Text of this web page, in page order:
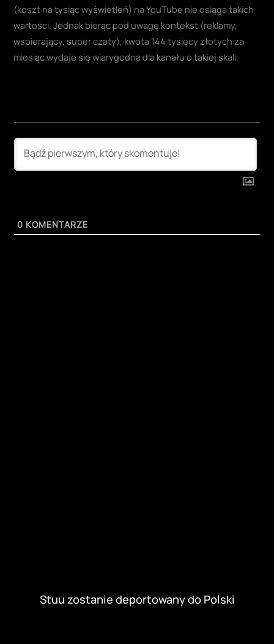
(koszt na tysiąc wyświetleń) na YouTube nie osiąga takich
wartości. Jednak biorąc pod uwagę kontekst (reklamy,
wspierający, super czaty), kwota 144 tysięcy złotych za
miesiąc wydaje się wiarygodna dla kanału o takiej skali.
0 KOMENTARZE
Stuu zostanie deportowany do Polski